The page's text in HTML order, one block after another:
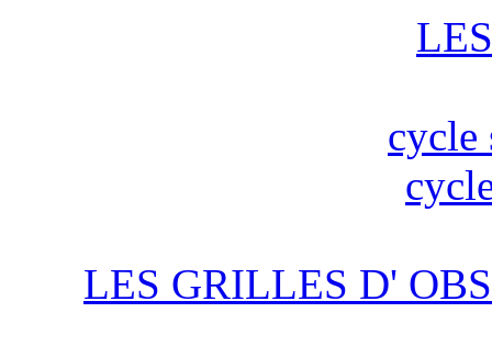
cycle
LES GRILLES D'